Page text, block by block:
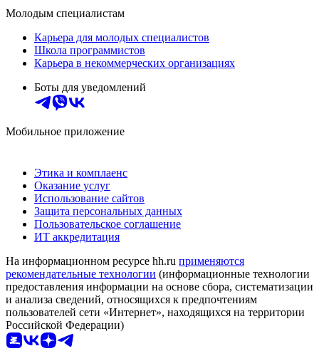
Молодым специалистам
Карьера для молодых специалистов
Школа программистов
Карьера в некоммерческих организациях
Боты для уведомлений
Мобильное приложение
Этика и комплаенс
Оказание услуг
Использование сайтов
Защита персональных данных
Пользовательское соглашение
ИТ аккредитация
На информационном ресурсе hh.ru применяются
рекомендательные технологии (информационные технологии
предоставления информации на основе сбора, систематизации
и анализа сведений, относящихся к предпочтениям
пользователей сети «Интернет», находящихся на территории
Российской Федерации)